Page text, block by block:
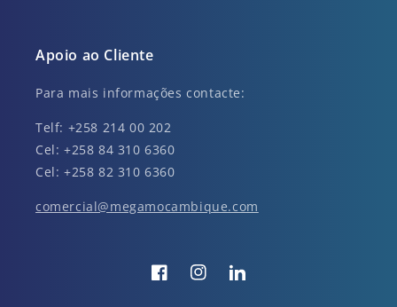
Apoio ao Cliente
Para mais informações contacte:
Telf: +258 214 00 202
Cel: +258 84 310 6360
Cel: +258 82 310 6360
comercial@megamocambique.com
FacebookInstagramTranslation